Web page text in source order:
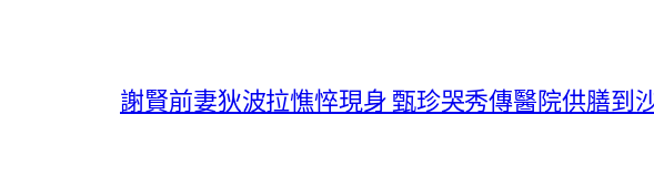
謝賢前妻狄波拉憔悴現身 甄珍哭秀傳醫院供膳到